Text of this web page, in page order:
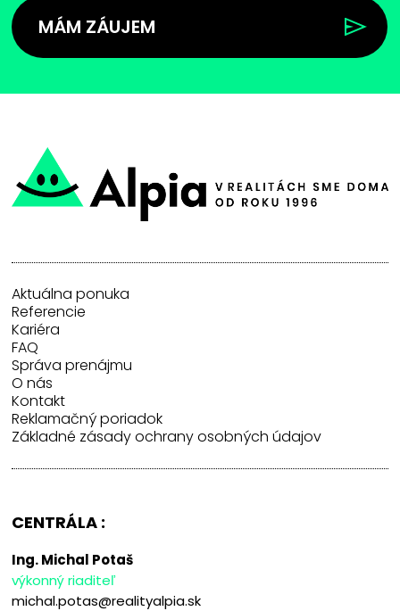
MÁM ZÁUJEM
Aktuálna ponuka
Referencie
Kariéra
FAQ
Správa prenájmu
O nás
Kontakt
Reklamačný poriadok
Základné zásady ochrany osobných údajov
CENTRÁLA :
Ing. Michal Potaš
výkonný riaditeľ
michal.potas@realityalpia.sk